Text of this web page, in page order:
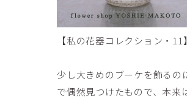
【私の花器コレクション・11】
少し大きめのブーケを飾る
で偶然見つけたもので、本来